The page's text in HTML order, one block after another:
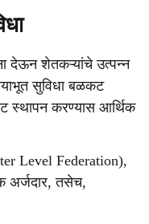
देऊन शेतकऱ्यांचे उत्पन्न
सुविधा बळकट
स्थापन करण्यास आर्थिक
Level Federation),
अर्जदार, तसेच,